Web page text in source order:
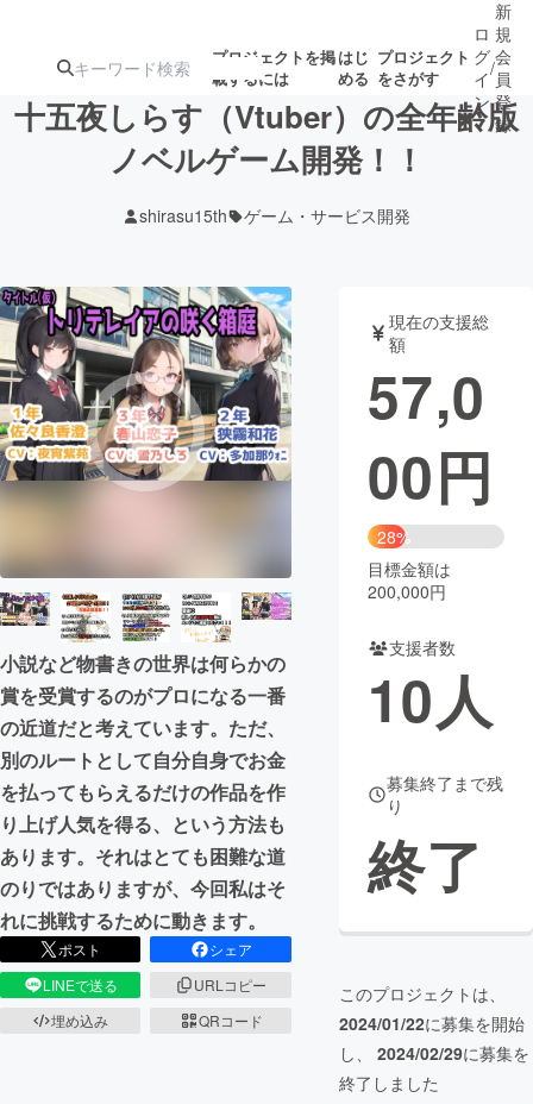
プロジェクトを掲
載するには
はじ
める
プロジェクト
をさがす
ターン
ジェクト
ロジェクト
アート・写真 音楽
テクノロジー・ガジェット ゲーム・
映像・映画 書籍・雑誌
チャレンジ
まちづくり・地域活性化
CAMPFIRE for Social Good
CAMPFIRE Creation
CAMPFIREふるさと納税machi-ya コミュニティ
ロ
グ
イ
ン
/
新
規
会
員
登
録
十五夜しらす（Vtuber）の全年齢版
ノベルゲーム開発！！
shirasu15th ゲーム・サービス開発
小説など物書きの世界は何らかの
賞を受賞するのがプロになる一番
の近道だと考えています。ただ、
別のルートとして自分自身でお金
を払ってもらえるだけの作品を作
り上げ人気を得る、という方法も
あります。それはとても困難な道
のりではありますが、今回私はそ
れに挑戦するために動きます。
ポスト
シェア
LINEで送る
URLコピー
埋め込み
QRコード
現在の支援総
額
57,0
00円
28%
目標金額は
200,000円
支援者数
10人
募集終了まで残
り
終了
このプロジェクトは、
2024/01/22に募集を開始
し、 2024/02/29に募集を
終了しました